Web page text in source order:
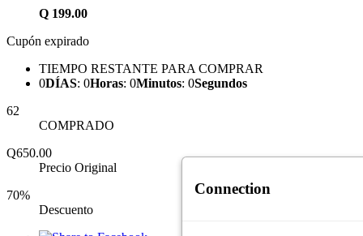
Q 199.00
Cupón expirado
TIEMPO RESTANTE PARA COMPRAR
0DÍAS: 0Horas: 0Minutos: 0Segundos
62
COMPRADO
Q650.00
Precio Original
70%
Descuento
Connection